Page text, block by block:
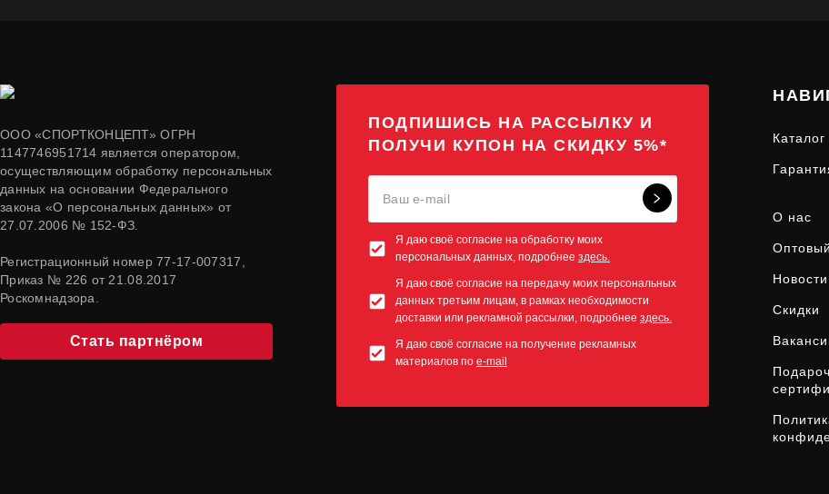
ООО «СПОРТКОНЦЕПТ» ОГРН
1147746951714 является оператором,
осуществляющим обработку персональных
данных на основании Федерального
закона «О персональных данных» от
27.07.2006 № 152-ФЗ.
Регистрационный номер 77-17-007317,
Приказ № 226 от 21.08.2017
Роскомнадзора.
Стать партнёром
ПОДПИШИСЬ НА РАССЫЛКУ И
ПОЛУЧИ КУПОН НА СКИДКУ 5%*
Я даю своё согласие на обработку моих
персональных данных, подробнее здесь.
Я даю своё согласие на передачу моих персональных
данных третьим лицам, в рамках необходимости
доставки или рекламной рассылки, подробнее здесь.
Я даю своё согласие на получение рекламных
материалов по e-mail
Каталог
О нас
Новости
Скидки